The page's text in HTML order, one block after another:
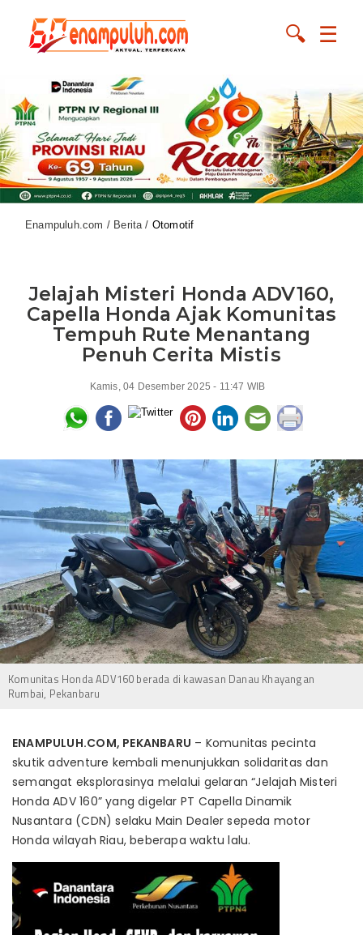
☰
🔍
Enampuluh.com / Berita / Otomotif
Jelajah Misteri Honda ADV160,
Capella Honda Ajak Komunitas
Tempuh Rute Menantang
Penuh Cerita Mistis
Kamis, 04 Desember 2025 - 11:47 WIB
Komunitas Honda ADV160 berada di kawasan Danau Khayangan
Rumbai, Pekanbaru
ENAMPULUH.COM, PEKANBARU – Komunitas pecinta
skutik adventure kembali menunjukkan solidaritas dan
semangat eksplorasinya melalui gelaran “Jelajah Misteri
Honda ADV 160” yang digelar PT Capella Dinamik
Nusantara (CDN) selaku Main Dealer sepeda motor
Honda wilayah Riau, beberapa waktu lalu.